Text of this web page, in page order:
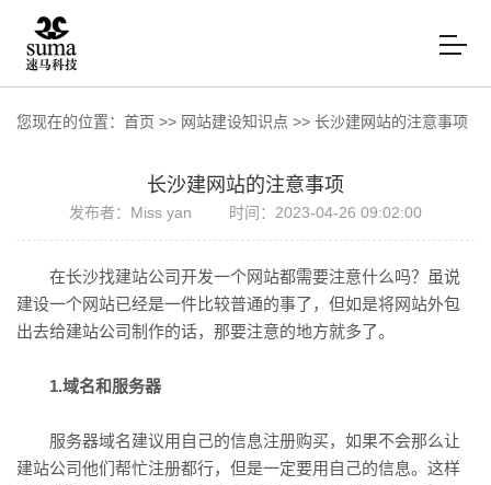
您现在的位置： 首页 >> 网站建设知识点 >> 长沙建网站的注意事项
长沙建网站的注意事项
发布者：Miss yan 时间：2023-04-26 09:02:00
在长沙找建站公司开发一个网站都需要注意什么吗？虽说
建设一个网站已经是一件比较普通的事了，但如是将网站外包
出去给建站公司制作的话，那要注意的地方就多了。
1.域名和服务器
服务器域名建议用自己的信息注册购买，如果不会那么让
建站公司他们帮忙注册都行，但是一定要用自己的信息。这样